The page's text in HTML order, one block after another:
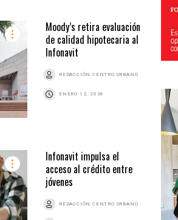
Moody’s retira evaluación
de calidad hipotecaria al
Infonavit
REDACCIÓN CENTRO URBANO
ENERO 12, 2026
Infonavit impulsa el
acceso al crédito entre
jóvenes
REDACCIÓN CENTRO URBANO